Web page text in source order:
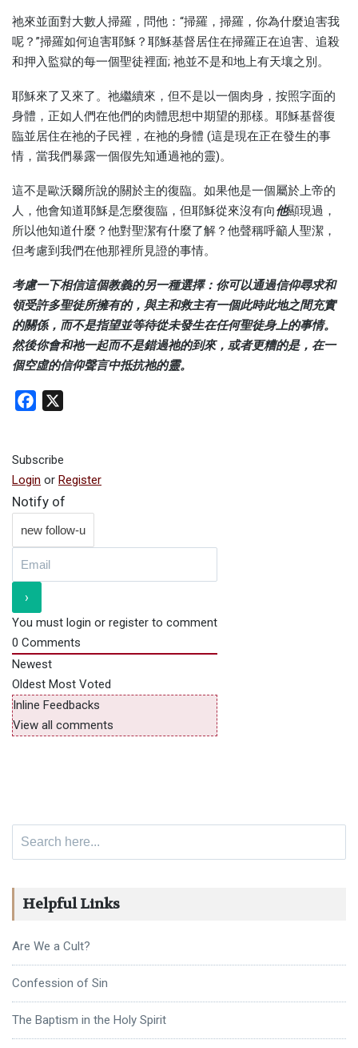
祂來並面對大數人掃羅，問他：“掃羅，掃羅，你為什麼迫害我
呢？”掃羅如何迫害耶穌？耶穌基督居住在掃羅正在迫害、追殺
和押入監獄的每一個聖徒裡面; 祂並不是和地上有天壤之別。
耶穌來了又來了。祂繼續來，但不是以一個肉身，按照字面的
身體，正如人們在他們的肉體思想中期望的那樣。耶穌基督復
臨並居住在祂的子民裡，在祂的身體 (這是現在正在發生的事
情，當我們暴露一個假先知通過祂的靈)。
這不是歐沃爾所說的關於主的復臨。如果他是一個屬於上帝的
人，他會知道耶穌是怎麼復臨，但耶穌從來沒有向他顯現過，
所以他知道什麼？他對聖潔有什麼了解？他聲稱呼籲人聖潔，
但考慮到我們在他那裡所見證的事情。
考慮一下相信這個教義的另一種選擇：你可以通過信仰尋求和
領受許多聖徒所擁有的，與主和救主有一個此時此地之間充實
的關係，而不是指望並等待從未發生在任何聖徒身上的事情。
然後你會和祂一起而不是錯過祂的到來，或者更糟的是，在一
個空虛的信仰聲言中抵抗祂的靈。
Facebook
Subscribe
Login or Register
Notify of
You must login or register to comment
0 Comments
Newest
Oldest Most Voted
Inline Feedbacks
View all comments
Helpful Links
Are We a Cult?
Confession of Sin
The Baptism in the Holy Spirit